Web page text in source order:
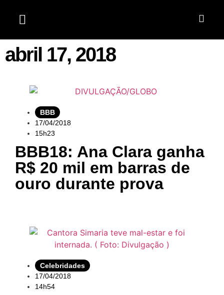
abril 17, 2018
BBB
17/04/2018
15h23
BBB18: Ana Clara ganha
R$ 20 mil em barras de
ouro durante prova
Celebridades
17/04/2018
14h54